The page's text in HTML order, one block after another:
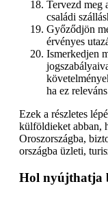
Tervezd meg
családi
Győződjön
érvényes
Ismerkedjen
ha ez
Ezek a részletes
külföldieket abban,
Oroszországba,
országba üzleti,
Hol nyújthatja